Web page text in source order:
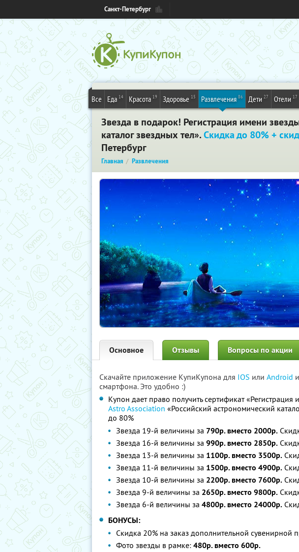
Санкт-Петербург
Все Еда 14 Красота 19 Здоровье 15 Развлечения 86 Дети 27 Отели 17
Звезда в подарок! Регистрация имени
каталог звездных тел».Скидка до 80% +
Петербург
Главная Развлечения
Основное Отзывы Вопросы по акции
Скачайте приложение КупиКупона для IOS или Android
смартфона. Это удобно :)
Купон дает право получить сертификат «Регистрация
Astro Association «Российский астрономический
до 80%
Звезда 19-й величины за 790р. вместо 2000р.
Звезда 16-й величины за 990р. вместо 2850р.
Звезда 13-й величины за 1100р. вместо 3500р.
Звезда 11-й величины за 1500р. вместо 4900р.
Звезда 10-й величины за 2200р. вместо 7600р.
Звезда 9-й величины за 2650р. вместо 9800р.
Звезда 6-й величины за 4800р. вместо 24000р.
БОНУСЫ:
Скидка 20% на заказ дополнительной сувенирной
Фото звезды в рамке: 480р. вместо 600р.